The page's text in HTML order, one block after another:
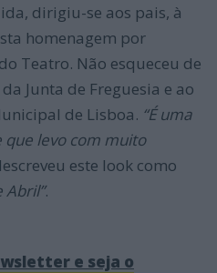
dirigiu-se aos pais, à
homenagem por
Teatro. Não esqueceu de
Junta de Freguesia e ao
de Lisboa. “É uma
que levo com muito
este look como
Abril”.
e seja o